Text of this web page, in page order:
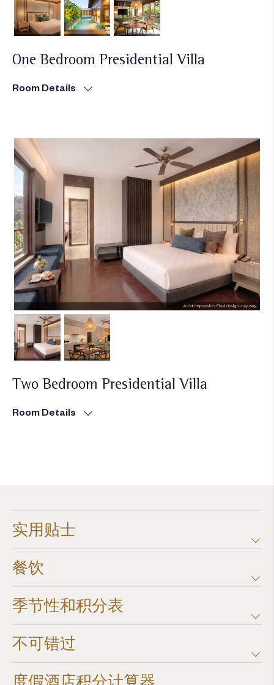
One Bedroom Presidential Villa
Room Details
Two Bedroom Presidential Villa
Room Details
实用贴士
餐饮
季节性和积分表
不可错过
度假酒店积分计算器​